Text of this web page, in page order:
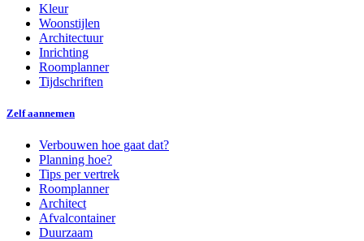
Kleur
Woonstijlen
Architectuur
Inrichting
Roomplanner
Tijdschriften
Zelf aannemen
Verbouwen hoe gaat dat?
Planning hoe?
Tips per vertrek
Roomplanner
Architect
Afvalcontainer
Duurzaam